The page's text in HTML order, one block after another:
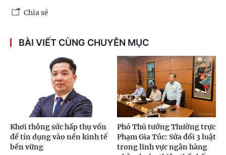
Chia sẻ
BÀI VIẾT CÙNG CHUYÊN MỤC
Khơi thông sức hấp thụ vốn
để tín dụng vào nền kinh tế
bền vững
Phó Thủ tướng Thường trực
Phạm Gia Túc: Sửa đổi 3 luật
trong lĩnh vực ngân hàng